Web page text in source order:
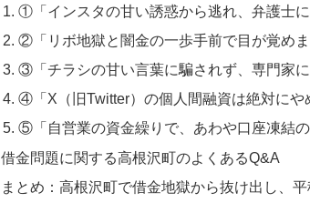
①「インスタの甘い誘惑から逃れ、弁護士に
②「リボ地獄と闇金の一歩手前で目が覚めま
③「チラシの甘い言葉に騙されず、専門家に
④「X（旧Twitter）の個人間融資は絶対にや
⑤「自営業の資金繰りで、あわや口座凍結の
借金問題に関する高根沢町のよくあるQ&A
まとめ：高根沢町で借金地獄から抜け出し、